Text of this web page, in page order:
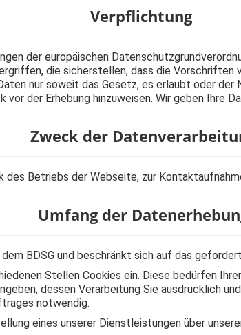
Verpflichtung
der europäischen
die sicherstellen, dass die Vorschriften
nur soweit das Gesetz, es erlaubt oder
vor der Erhebung hinzuweisen. Wir geben
Zweck der
Betriebs der Webseite, zur
Umfang der
BDSG und beschränkt sich auf das
Stellen Cookies ein. Diese bedürfen
dessen Verarbeitung Sie ausdrücklich
notwendig.
eines unserer Dienstleistungen über